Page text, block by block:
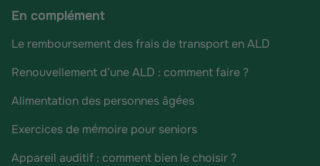
En complément
Le remboursement des frais de transport en ALD
Renouvellement d’une ALD : comment faire ?
Alimentation des personnes âgées
Exercices de mémoire pour seniors
Appareil auditif : comment bien le choisir ?